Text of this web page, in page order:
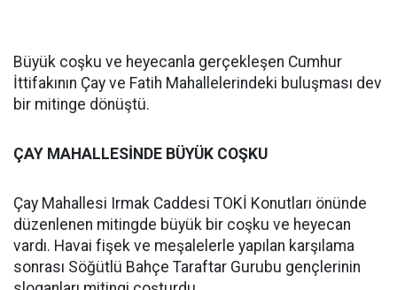
Büyük coşku ve heyecanla gerçekleşen Cumhur
İttifakının Çay ve Fatih Mahallelerindeki buluşması dev
bir mitinge dönüştü.
ÇAY MAHALLESİNDE BÜYÜK COŞKU
Çay Mahallesi Irmak Caddesi TOKİ Konutları önünde
düzenlenen mitingde büyük bir coşku ve heyecan
vardı. Havai fişek ve meşalelerle yapılan karşılama
sonrası Söğütlü Bahçe Taraftar Gurubu gençlerinin